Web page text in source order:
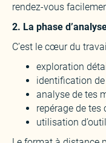
rendez-vous
2. La phase
C’est le cœur du
exploration
identification
analyse de tes
repérage de tes
utilisation